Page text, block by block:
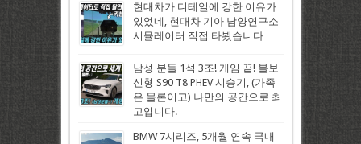
현대차가 디테일에 강한 이유가
있었네, 현대차 기아 남양연구소
시뮬레이터 직접 타봤습니다
남성 분들 1석 3조! 게임 끝! 볼보
신형 S90 T8 PHEV 시승기, (가족
은 물론이고) 나만의 공간으로 최
고입니다.
BMW 7시리즈, 5개월 연속 국내